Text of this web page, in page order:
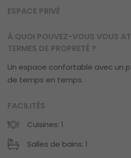
ESPACE PRIVÉ
À QUOI POUVEZ-VOUS VOUS
TERMES DE PROPRETÉ ?
Un espace confortable avec un
de temps en temps.
FACILITÉS
Cuisines: 1
Salles de bains: 1